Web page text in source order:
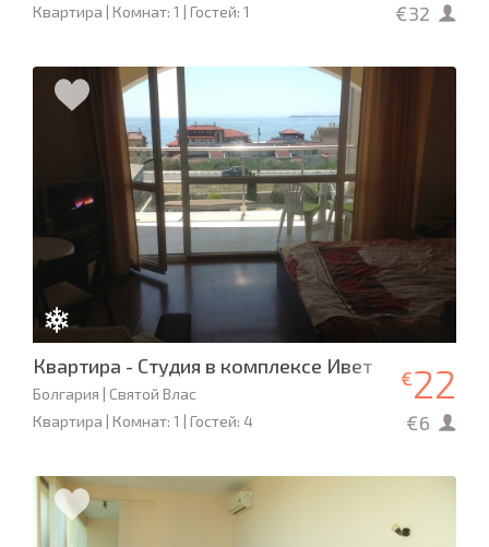
Квартира | Комнат: 1 | Гостей: 1
€32
Квартира - Студия в комплексе Ивет
Болгария | Святой Влас
Квартира | Комнат: 1 | Гостей: 4
€22
€6